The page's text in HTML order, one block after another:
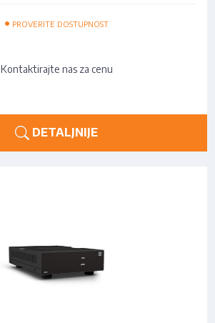
• PROVERITE DOSTUPNOST
Kontaktirajte nas za cenu
DETALJNIJE